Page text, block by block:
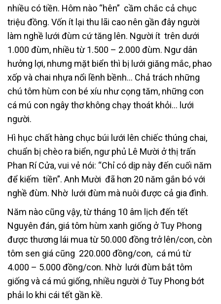
nhiều có tiền. Hôm nào “hên” cầm chắc cả chục
triệu đồng. Vốn ít lại thu lãi cao nên gần đây người
làm nghề lưới đùm cứ tăng lên. Người ít trên dưới
1.000 đùm, nhiều từ 1.500 – 2.000 đùm. Ngư dân
hưởng lợi, nhưng mặt biển thì bị lưới giăng mắc, phao
xốp và chai nhựa nổi lềnh bềnh… Chả trách những
chú tôm hùm con bé xíu như cọng tăm, những con
cá mú con ngây thơ không chạy thoát khỏi… lưới
người.
Hì hục chất hàng chục búi lưới lên chiếc thúng chai,
chuẩn bị chèo ra biển, ngư phủ Lê Mười ở thị trấn
Phan Rí Cửa, vui vẻ nói: “Chỉ có dịp này đến cuối năm
để kiếm tiền”. Anh Mười đã hơn 20 năm gắn bó với
nghề đùm. Nhờ lưới đùm mà nuôi được cả gia đình.
Năm nào cũng vậy, từ tháng 10 âm lịch đến tết
Nguyên đán, giá tôm hùm xanh giống ở Tuy Phong
được thương lái mua từ 50.000 đồng trở lên/con, còn
tôm sen giá cũng 220.000 đồng/con, cá mú từ
4.000 – 5.000 đồng/con. Nhờ lưới đùm bắt tôm
giống và cá mú giống, nhiều người ở Tuy Phong bớt
phải lo khi cái tết gần kề.